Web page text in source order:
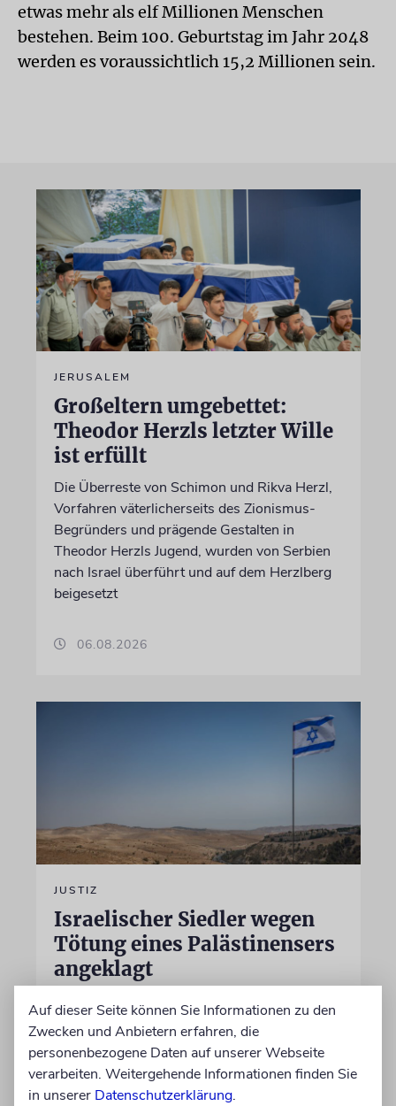
etwas mehr als elf Millionen Menschen
bestehen. Beim 100. Geburtstag im Jahr 2048
werden es voraussichtlich 15,2 Millionen sein.
JERUSALEM
Großeltern umgebettet:
Theodor Herzls letzter Wille
ist erfüllt
Die Überreste von Schimon und Rikva Herzl,
Vorfahren väterlicherseits des Zionismus-
Begründers und prägende Gestalten in
Theodor Herzls Jugend, wurden von Serbien
nach Israel überführt und auf dem Herzlberg
beigesetzt
06.08.2026
JUSTIZ
Israelischer Siedler wegen
Tötung eines Palästinensers
angeklagt
Der getötete Aktivist setzte sich gegen
Siedlergewalt ein und war an dem Oscar-
prämierten Film »No Other Land« beteiligt.
Jetzt steht der mutmaßliche Täter vor Gericht
Auf dieser Seite können Sie Informationen zu den
Zwecken und Anbietern erfahren, die
personenbezogene Daten auf unserer Webseite
verarbeiten. Weitergehende Informationen finden Sie
in unserer Datenschutzerklärung.